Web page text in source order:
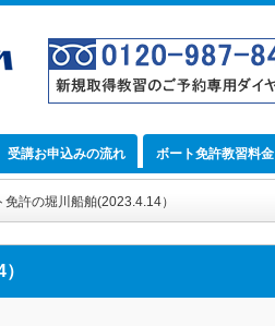
受講お申込みの流れ ボート免許教習料金
免許の堀川船舶(2023.4.14）